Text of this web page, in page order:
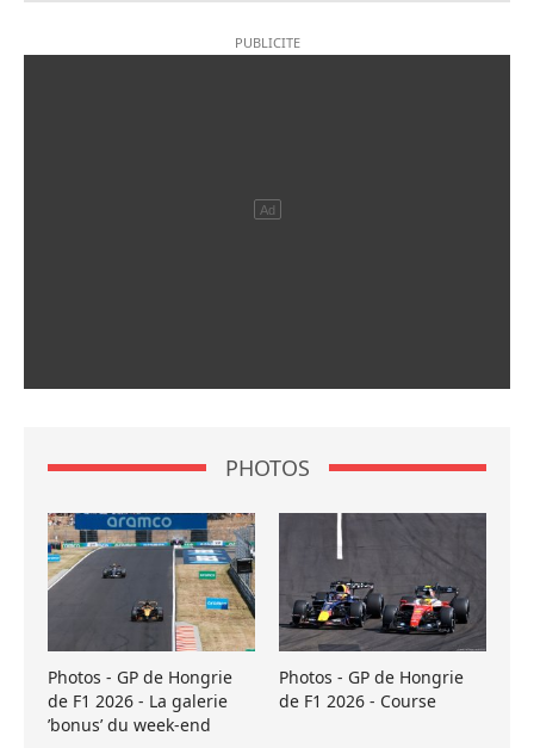
PHOTOS
Photos - GP de Hongrie
de F1 2026 - La galerie
’bonus’ du week-end
Photos - GP de Hongrie
de F1 2026 - Course